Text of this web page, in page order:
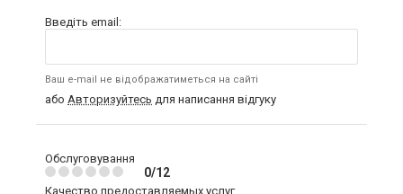
Введіть email:
Ваш e-mail не відображатиметься на сайті
або Авторизуйтесь для написання відгуку
Обслуговування
0/12
Качество предоставляемых услуг